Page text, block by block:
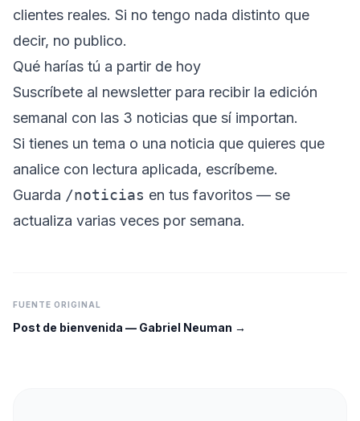
clientes reales. Si no tengo nada distinto que
decir, no publico.
Qué harías tú a partir de hoy
Suscríbete al newsletter para recibir la edición
semanal con las 3 noticias que sí importan.
Si tienes un tema o una noticia que quieres que
analice con lectura aplicada, escríbeme.
Guarda /noticias en tus favoritos — se
actualiza varias veces por semana.
FUENTE ORIGINAL
Post de bienvenida — Gabriel Neuman →